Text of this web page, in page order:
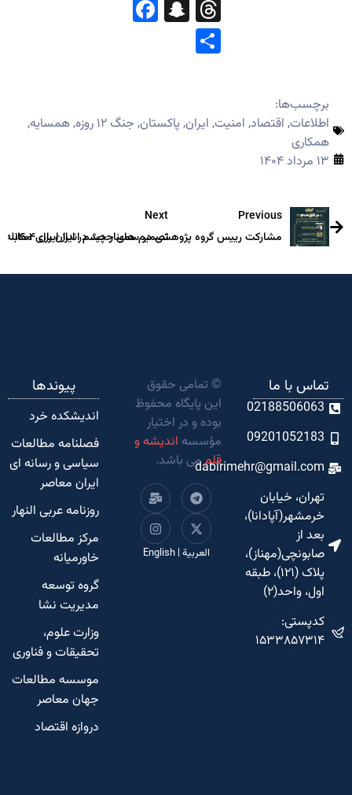
Threads
Snapchat
Facebook
Share
برچسب‌ها:
اطلاعات,اقتصاد,امنیت,ایران,پاکستان,جنگ ۱۲ روزه ,همسایه,
همکاری
۱۳ مرداد ۱۴۰۴
Previous
مشارکت رییس گروه پژوهشی در سمینار چشم انداز ایران ۱۴۰۴
Next
تصمیم های جدید در ایران برای مقابله
تماس با ما
02188506063
09201052183
dabirimehr@gmail.com
تهران، خیابان
خرمشهر(آپادانا)،
بعد از
صابونچی(مهناز)،
پلاک (۱۲۱)، طبقه
اول، واحد(۲)
کدپستی:
۱۵۳۳۸۵۷۳۱۴
© تمامی حقوق
این پایگاه محفوظ
بوده و در اختیار
مؤسسه اندیشه و
قلممی باشد.
العربية|
English
پیوندها
اندیشکده‌ خرد
فصلنامه مطالعات
سیاسی و رسانه ای
ایران معاصر
روزنامه عربی النهار
مرکز مطالعات
خاورمیانه
گروه توسعه
مدیریت نشا
وزارت علوم،
تحقیقات و فناوری
موسسه مطالعات
جهان معاصر
دروازه اقتصاد